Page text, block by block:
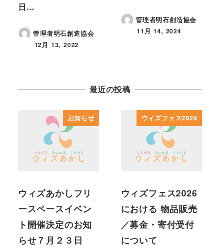
日…
管理者明石創造協会
投稿日
12月 13, 2022
管理者明石創造協会
投稿日
11月 14, 2024
最近の投稿
お知らせ
ウィズあかしフリ
ースペースイベン
ト開催決定のお知
らせ７月２３日
ウィズフェス2026
ウィズフェス2026
における 物品販売
／募金・寄付受付
について